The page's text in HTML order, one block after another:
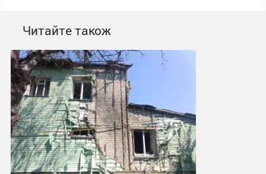
Читайте також